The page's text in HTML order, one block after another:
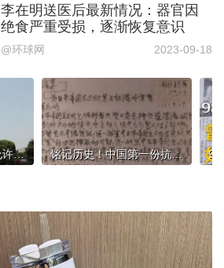
李在明送医后最新情况：器官因
绝食严重受损，逐渐恢复意识
@环球网 2023-09-18
日本政界人士：绝不允许日本政府篡改历史 铭记历史！中国第一份抗日宣言是这样发出的